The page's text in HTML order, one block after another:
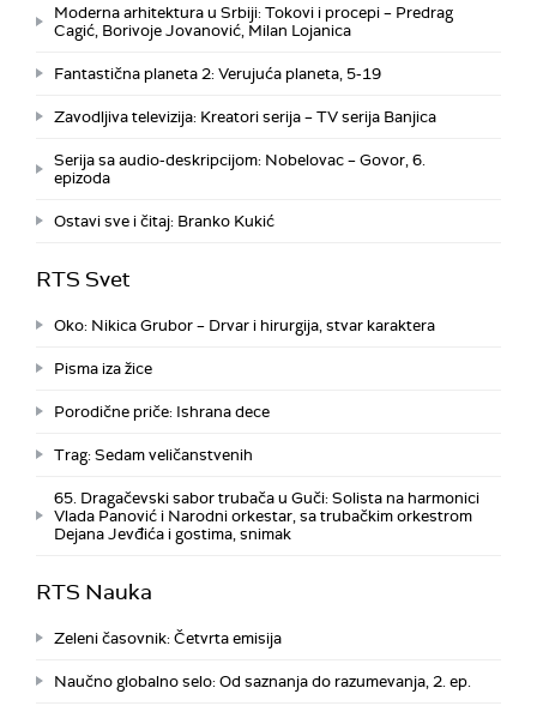
Moderna arhitektura u Srbiji: Tokovi i procepi – Predrag
Cagić, Borivoje Jovanović, Milan Lojanica
Fantastična planeta 2: Verujuća planeta, 5-19
Zavodljiva televizija: Kreatori serija – TV serija Banjica
Serija sa audio-deskripcijom: Nobelovac – Govor, 6.
epizoda
Ostavi sve i čitaj: Branko Kukić
RTS Svet
Oko: Nikica Grubor – Drvar i hirurgija, stvar karaktera
Pisma iza žice
Porodične priče: Ishrana dece
Trag: Sedam veličanstvenih
65. Dragačevski sabor trubača u Guči: Solista na harmonici
Vlada Panović i Narodni orkestar, sa trubačkim orkestrom
Dejana Jevđića i gostima, snimak
RTS Nauka
Zeleni časovnik: Četvrta emisija
Naučno globalno selo: Od saznanja do razumevanja, 2. ep.